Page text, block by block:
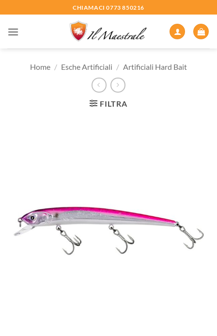
ai
contenuti
CHIAMACI 0773 850216
Home / Esche Artificiali / Artificiali Hard Bait
FILTRA